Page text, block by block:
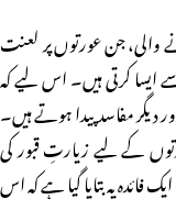
والی، جن عورتوں پر لعنت
ایسا کرتی ہیں۔ اس لیے کہ
دیگر مفاسد پیدا ہوتے ہیں۔
کے لیے زیارتِ قبور کی
فائدہ یہ بتایا گیا ہے کہ اس